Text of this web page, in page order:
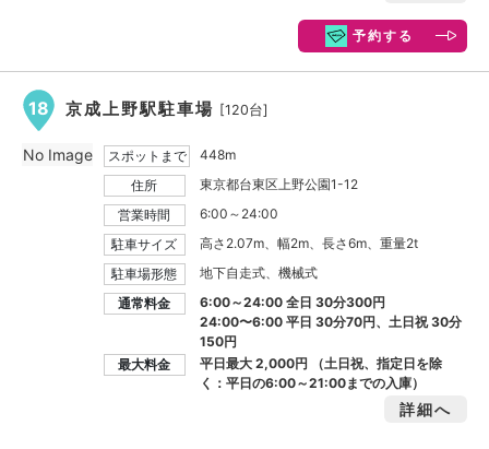
予約する
18 京成上野駅駐車場 [120台]
スポットまで
448m
住所
東京都台東区上野公園1-12
営業時間
6:00～24:00
駐車サイズ
高さ2.07m、幅2m、長さ6m、重量2t
駐車場形態
地下自走式、機械式
通常料金
6:00～24:00 全日 30分300円
24:00〜6:00 平日 30分70円、土日祝 30分
150円
最大料金
平日最大2,000円
（土日祝、指定日を除
く：平日の6:00～21:00までの入庫）
詳細へ
No Image